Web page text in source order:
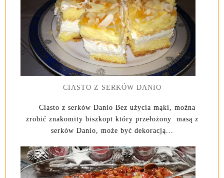
CIASTO Z SERKÓW DANIO
Ciasto z serków Danio Bez użycia mąki, można
zrobić znakomity biszkopt który przełożony masą z
serków Danio, może być dekoracją...